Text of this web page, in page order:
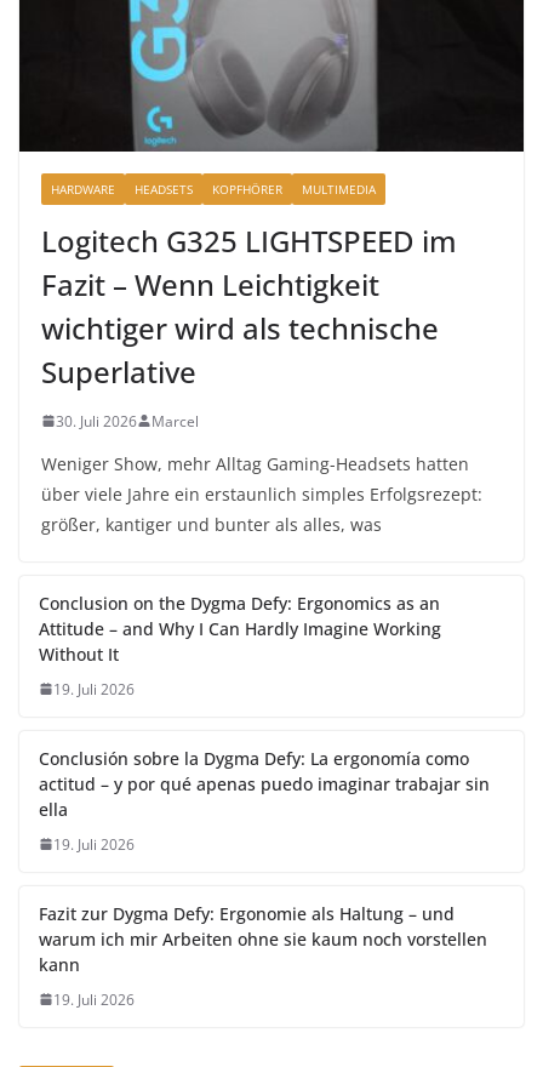
HARDWARE HEADSETS KOPFHÖRER MULTIMEDIA
Logitech G325 LIGHTSPEED im
Fazit – Wenn Leichtigkeit
wichtiger wird als technische
Superlative
30. Juli 2026 Marcel
Weniger Show, mehr Alltag Gaming-Headsets hatten
über viele Jahre ein erstaunlich simples Erfolgsrezept:
größer, kantiger und bunter als alles, was
Conclusion on the Dygma Defy: Ergonomics as an
Attitude – and Why I Can Hardly Imagine Working
Without It
19. Juli 2026
Conclusión sobre la Dygma Defy: La ergonomía como
actitud – y por qué apenas puedo imaginar trabajar sin
ella
19. Juli 2026
Fazit zur Dygma Defy: Ergonomie als Haltung – und
warum ich mir Arbeiten ohne sie kaum noch vorstellen
kann
19. Juli 2026